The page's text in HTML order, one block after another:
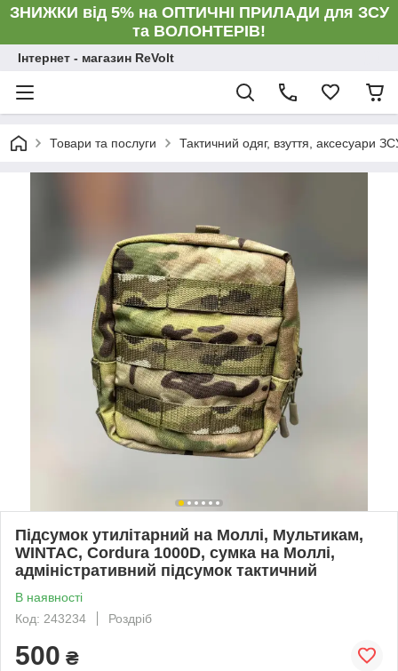
ЗНИЖКИ від 5% на ОПТИЧНІ ПРИЛАДИ для ЗСУ
та ВОЛОНТЕРІВ!
Інтернет - магазин ReVolt
Товари та послуги Тактичний одяг, взуття, аксесуари
Підсумок утилітарний на Моллі, Мультикам,
WINTAC, Cordura 1000D, сумка на Моллі,
адміністративний підсумок тактичний
В наявності
Код: 243234
Роздріб
500 ₴